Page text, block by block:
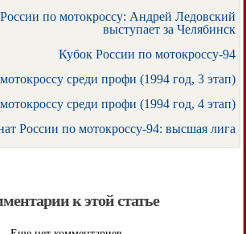
по мотокроссу: Андрей Ледовский
выступает за Челябинск
Кубок России по мотокроссу-94
среди профи (1994 год, 3 этап)
среди профи (1994 год, 4 этап)
России по мотокроссу-94: высшая лига
к этой статье